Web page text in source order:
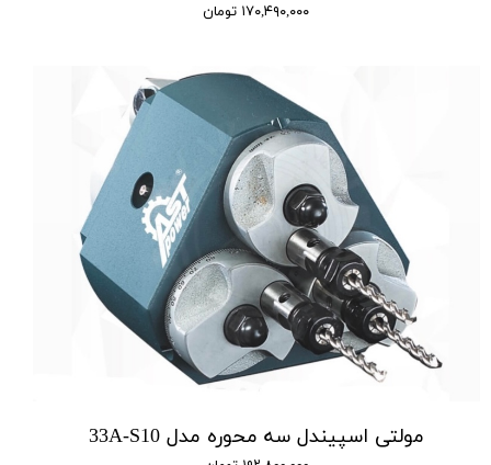
۱۷۰,۴۹۰,۰۰۰ تومان
مولتی اسپیندل سه محوره مدل 33A-S10